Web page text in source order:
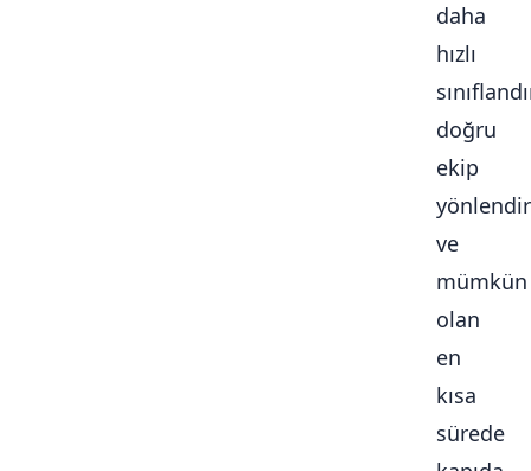
daha
hızlı
doğru
ekip
ve
mümkün
olan
en
kısa
sürede